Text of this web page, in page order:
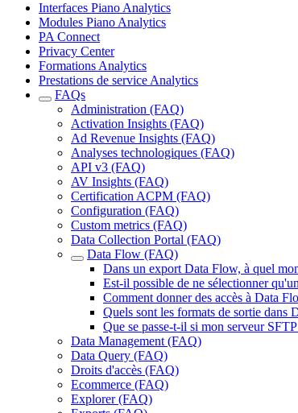
Interfaces Piano Analytics
Modules Piano Analytics
PA Connect
Privacy Center
Formations Analytics
Prestations de service Analytics
FAQs
Administration (FAQ)
Activation Insights (FAQ)
Ad Revenue Insights (FAQ)
Analyses technologiques (FAQ)
API v3 (FAQ)
AV Insights (FAQ)
Certification ACPM (FAQ)
Configuration (FAQ)
Custom metrics (FAQ)
Data Collection Portal (FAQ)
Data Flow (FAQ)
Dans un export Data Flow, à quel
Est-il possible de ne sélectionner
Comment donner des accès à Data
Quels sont les formats de sortie dans
Que se passe-t-il si mon serveur
Data Management (FAQ)
Data Query (FAQ)
Droits d'accès (FAQ)
Ecommerce (FAQ)
Explorer (FAQ)